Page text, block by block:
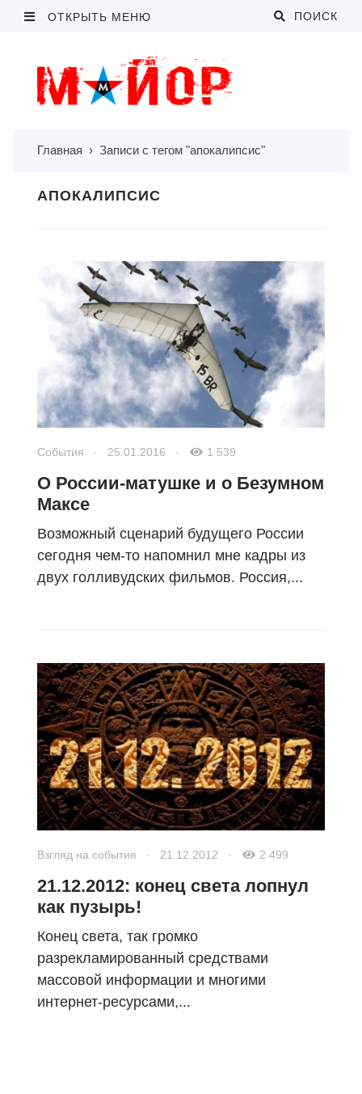
ОТКРЫТЬ МЕНЮ ПОИСК
Главная › Записи с тегом "апокалипсис"
АПОКАЛИПСИС
События · 25.01.2016 · 1 539
О России-матушке и о Безумном
Максе
Возможный сценарий будущего России
сегодня чем-то напомнил мне кадры из
двух голливудских фильмов. Россия,...
Взгляд на события · 21.12.2012 · 2 499
21.12.2012: конец света лопнул
как пузырь!
Конец света, так громко
разрекламированный средствами
массовой информации и многими
интернет-ресурсами,...